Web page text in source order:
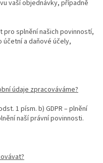
vaší objednávky, případně
pro splnění našich povinností,
účetní a daňové účely,
údaje zpracováváme?
1 písm. b) GDPR – plnění
naší právní povinnosti.